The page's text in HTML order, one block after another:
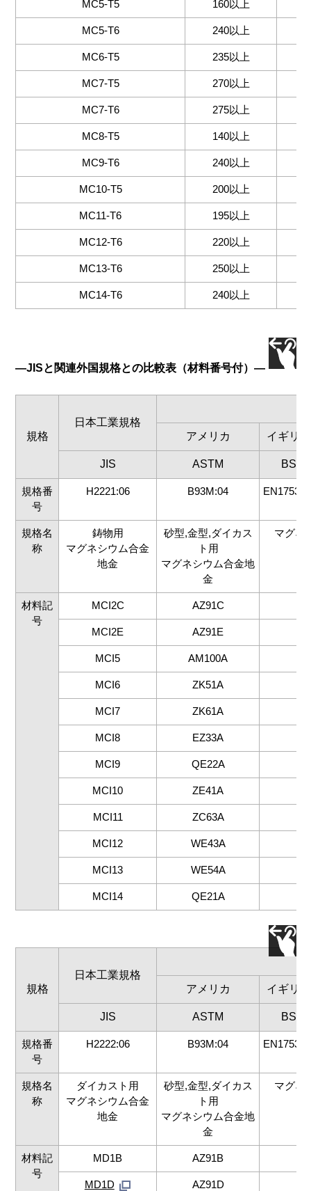
MC5-T5 160以上
MC5-T6 240以上
MC6-T5 235以上
MC7-T5 270以上
MC7-T6 275以上
MC8-T5 140以上
MC9-T6 240以上
MC10-T5 200以上
MC11-T6 195以上
MC12-T6 220以上
MC13-T6 250以上
MC14-T6 240以上
―JISと関連外国規格との比較表（材料番号付）―
規格
日本工業規格
アメリカ
イギリス
JIS ASTM BS
規格番
号
H2221:06 B93M:04
規格名
称
鋳物用
マグネシウム合金
地金
砂型,金型,ダイカス
ト用
マグネシウム合金地
金
マグネ
材料記
号
MCI2C AZ91C
MCI2E AZ91E
MCI5 AM100A
MCI6 ZK51A
MCI7 ZK61A
MCI8 EZ33A
MCI9 QE22A
MCI10 ZE41A
MCI11 ZC63A
MCI12 WE43A
MCI13 WE54A
MCI14 QE21A
規格
日本工業規格
アメリカ
イギリス
JIS ASTM BS
規格番
号
H2222:06 B93M:04
規格名
称
ダイカスト用
マグネシウム合金
地金
砂型,金型,ダイカス
ト用
マグネシウム合金地
金
マグネ
材料記
号
MD1B AZ91B
MD1D AZ91D